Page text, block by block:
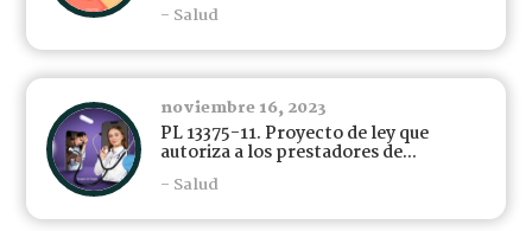
- Salud
noviembre 16, 2023
PL 13375-11. Proyecto de ley que
autoriza a los prestadores de...
- Salud